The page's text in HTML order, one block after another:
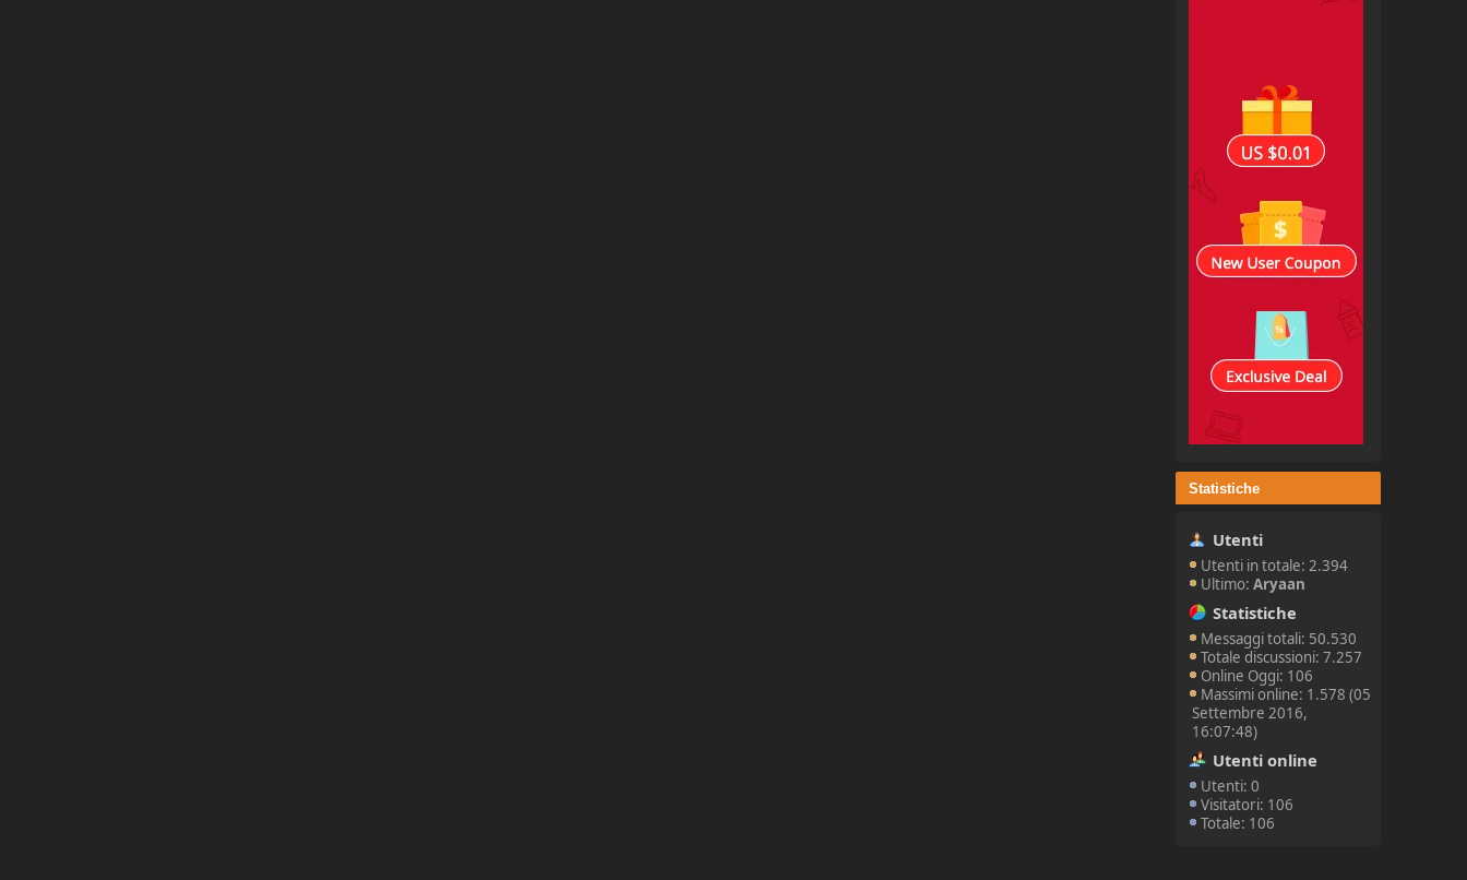
Statistiche
Utenti
Utenti in totale: 2.394
Ultimo:Aryaan
Statistiche
Messaggi totali: 50.530
Totale discussioni: 7.257
Online Oggi: 106
Massimi online: 1.578 (05
Settembre 2016,
16:07:48)
Utenti online
Utenti: 0
Visitatori: 106
Totale: 106